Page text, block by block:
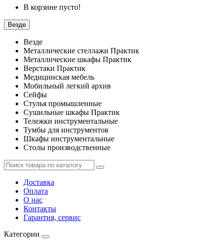
В корзине пусто!
Везде
Везде
Металлические стеллажи Практик
Металлические шкафы Практик
Верстаки Практик
Медицинская мебель
Мобильный легкий архив
Сейфы
Стулья промышленные
Сушильные шкафы Практик
Тележки инструментальные
Тумбы для инструментов
Шкафы инструментальные
Столы производственные
Доставка
Оплата
О нас
Контакты
Гарантия, сервис
Категории